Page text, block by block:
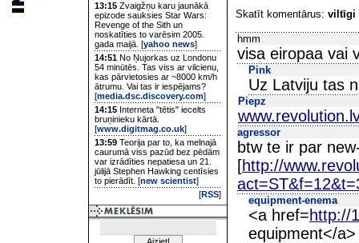
13:15 Zvaigžņu karu jaunākā
epizode sauksies Star Wars:
Revenge of the Sith un
noskatīties to varēsim 2005.
gada maijā. [yahoo news]
14:51 No Ņujorkas uz Londonu
54 minūtēs. Tas viss ar vilcienu,
kas pārvietosies ar ~8000 km/h
ātrumu. Vai tas ir iespējams?
[media.dsc.discovery.com]
14:15 Interneta "tētis" iecelts
bruņinieku kārtā.
[www.digitmag.co.uk]
13:59 Teorija par to, ka melnajā
caurumā viss pazūd bez pēdām
var izrādīties nepatiesa un 21.
jūlijā Stephen Hawking centīsies
to pierādīt. [new scientist]
[RSS]
Skatīt komentārus: viltīgi
hmm
visa eiropaa vai
Pink
Uz Latviju tas
Piepz
agressor
btw te ir par
[http://
equipment-enema
<a href=http://
equipment</a>